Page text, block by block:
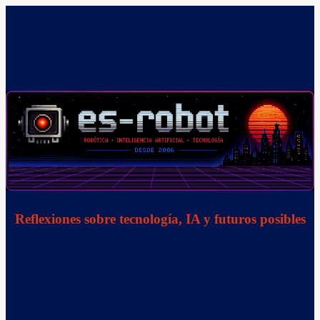
Reflexiones sobre tecnología, IA y futuros posibles